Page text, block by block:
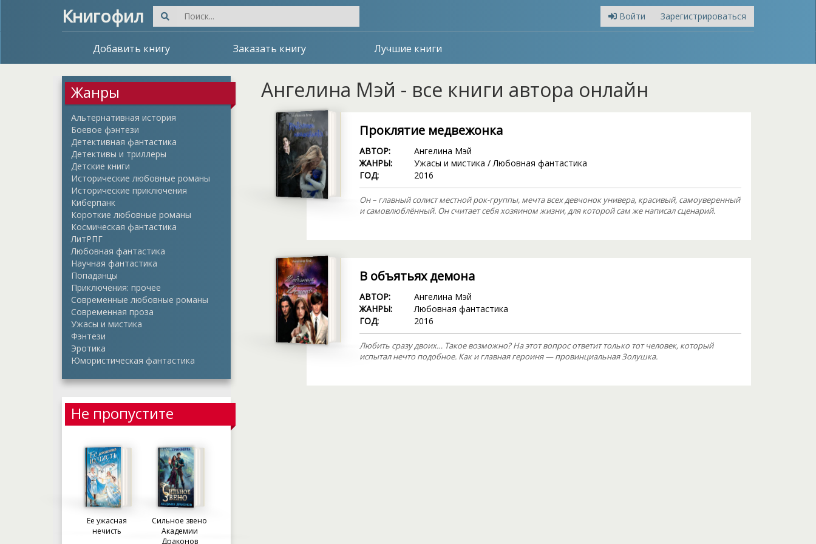
Книгофил Войти Зарегистрироваться
Добавить книгу Заказать книгу Лучшие книги
Жанры
Альтернативная история
Боевое фэнтези
Детективная фантастика
Детективы и триллеры
Детские книги
Исторические любовные романы
Исторические приключения
Киберпанк
Короткие любовные романы
Космическая фантастика
ЛитРПГ
Любовная фантастика
Научная фантастика
Попаданцы
Приключения: прочее
Современные любовные романы
Современная проза
Ужасы и мистика
Фэнтези
Эротика
Юмористическая фантастика
Не пропустите
Ее ужасная
нечисть
Сильное звено
Академии
Драконов
Ангелина Мэй - все книги автора онлайн
Проклятие медвежонка
АВТОР:
Ангелина Мэй
ЖАНРЫ:
Ужасы и мистика /Любовная фантастика
ГОД:
2016
Он – главный солист местной рок-группы, мечта всех девчонок универа, красивый, самоуверенный
и самовлюблённый. Он считает себя хозяином жизни, для которой сам же написал сценарий.
В объятьях демона
АВТОР:
Ангелина Мэй
ЖАНРЫ:
Любовная фантастика
ГОД:
2016
Любить сразу двоих… Такое возможно? На этот вопрос ответит только тот человек, который
испытал нечто подобное. Как и главная героиня — провинциальная Золушка.